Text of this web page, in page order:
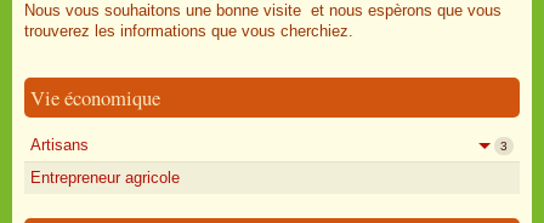
Nous vous souhaitons une bonne visite et nous espèrons que vous
trouverez les informations que vous cherchiez.
Vie économique
Artisans 3
Entrepreneur agricole